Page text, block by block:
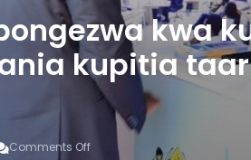
kwa
kupitia
Comments Off